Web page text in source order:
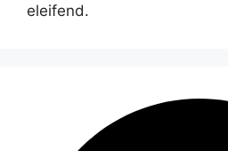
eleifend.